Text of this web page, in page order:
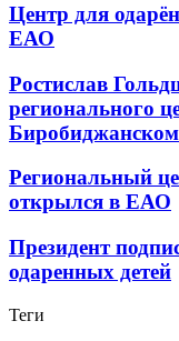
Центр для
ЕАО
Ростислав
регионального
Региональный
открылся в ЕАО
Президент
одаренных детей
Теги